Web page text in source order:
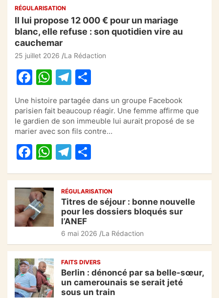
RÉGULARISATION
Il lui propose 12 000 € pour un mariage
blanc, elle refuse : son quotidien vire au
cauchemar
25 juillet 2026 La Rédaction
F
a
c
e
b
o
o
k
W
at
s
A
p
p
T
el
e
gr
a
m
ar
ta
g
er
Une histoire partagée dans un groupe Facebook
parisien fait beaucoup réagir. Une femme affirme que
le gardien de son immeuble lui aurait proposé de se
marier avec son fils contre…
F
c
e
b
o
o
k
W
at
s
A
p
p
T
gr
a
m
g
er
RÉGULARISATION
Titres de séjour : bonne nouvelle
pour les dossiers bloqués sur
l’ANEF
6 mai 2026 La Rédaction
FAITS DIVERS
Berlin : dénoncé par sa belle-sœur,
un camerounais se serait jeté
sous un train